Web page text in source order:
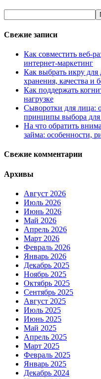
Свежие записи
Как совместить веб-
интернет-маркетинг
Как выбрать икру для
хранения, качества и
Как поддержать
нагрузке
Сыворотки для лица:
принципы выбора
На что обратить
займа: особенности,
Свежие комментарии
Архивы
Август 2026
Июль 2026
Июнь 2026
Май 2026
Апрель 2026
Март 2026
Февраль 2026
Январь 2026
Декабрь 2025
Ноябрь 2025
Октябрь 2025
Сентябрь 2025
Август 2025
Июль 2025
Июнь 2025
Май 2025
Апрель 2025
Март 2025
Февраль 2025
Январь 2025
Декабрь 2024